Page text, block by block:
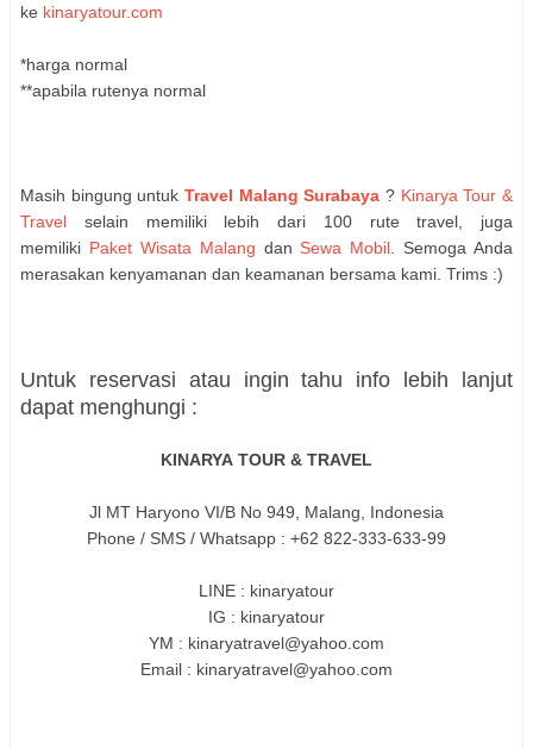
ke kinaryatour.com
*harga normal
**apabila rutenya normal
Masih bingung untuk Travel Malang Surabaya ? Kinarya Tour &
Travel selain memiliki lebih dari 100 rute travel, juga
memiliki Paket Wisata Malang dan Sewa Mobil . Semoga Anda
merasakan kenyamanan dan keamanan bersama kami. Trims :)
Untuk reservasi atau ingin tahu info lebih lanjut
dapat menghungi :
KINARYA TOUR & TRAVEL
Jl MT Haryono VI/B No 949, Malang, Indonesia
Phone / SMS / Whatsapp : +62 822-333-633-99
LINE : kinaryatour
IG : kinaryatour
YM : kinaryatravel@yahoo.com
Email : kinaryatravel@yahoo.com